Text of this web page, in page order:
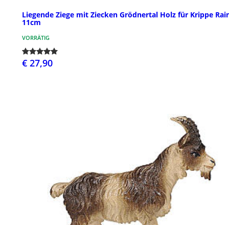
Liegende Ziege mit Ziecken Grödnertal Holz für Krippe
11cm
VORRÄTIG
€ 27,90